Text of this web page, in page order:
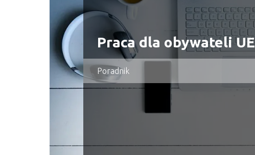
Praca dla obywateli UE
Poradnik